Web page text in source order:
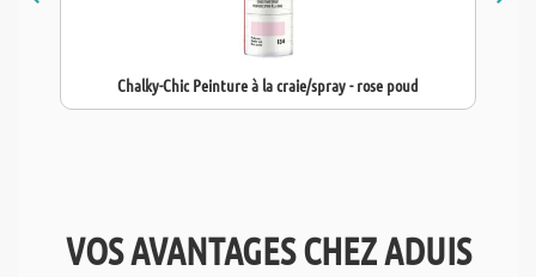
Chalky-Chic Peinture à la craie/spray - rose poud
VOS AVANTAGES CHEZ ADUIS